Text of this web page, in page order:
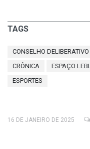
TAGS
CONSELHO DELIBERATIVO
CRÔNICA
ESPAÇO
ESPORTES
16 DE JANEIRO DE 2025